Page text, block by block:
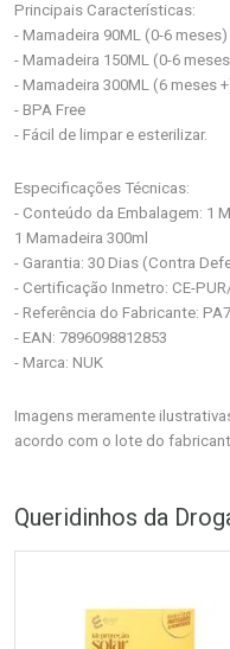
Principais Características:
- Mamadeira 90ML (0-6
- Mamadeira 150ML (0-6
- Mamadeira 300ML (6 meses
- BPA Free
- Fácil de limpar e esterilizar.
Especificações Técnicas:
- Conteúdo da Embalagem: 1
1 Mamadeira 300ml
- Garantia: 30 Dias (Contra
- Certificação Inmetro: CE-
- Referência do Fabricante:
- EAN: 7896098812853
- Marca: NUK
Imagens meramente
acordo com o lote do
Queridinhos da